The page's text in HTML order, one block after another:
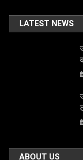
LATEST NEWS
ABOUT US